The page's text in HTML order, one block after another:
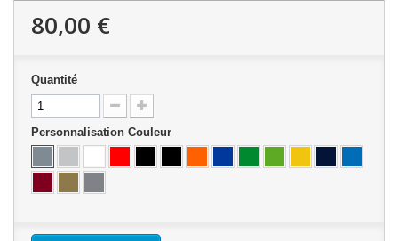
80,00 €
Quantité
Personnalisation Couleur